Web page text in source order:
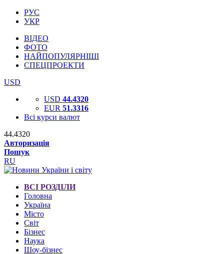
РУС
УКР
ВІДЕО
ФОТО
НАЙПОПУЛЯРНІШІ
СПЕЦПРОЕКТИ
USD
USD 44.4320
EUR 51.3316
Всі курси валют
44.4320
Авторизація
Пошук
RU
ВСІ РОЗДІЛИ
Головна
Україна
Місто
Світ
Бізнес
Наука
Шоу-бізнес